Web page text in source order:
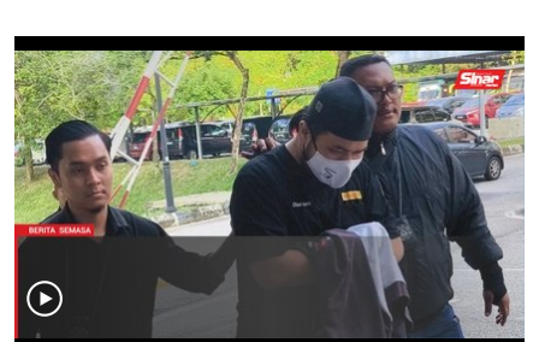
umat Islam di negara...